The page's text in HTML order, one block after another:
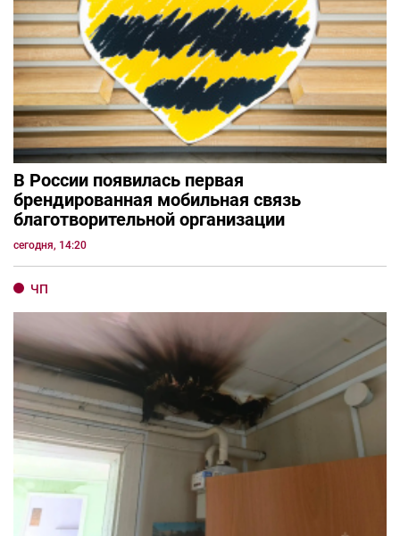
В России появилась первая
брендированная мобильная связь
благотворительной организации
сегодня, 14:20
ЧП